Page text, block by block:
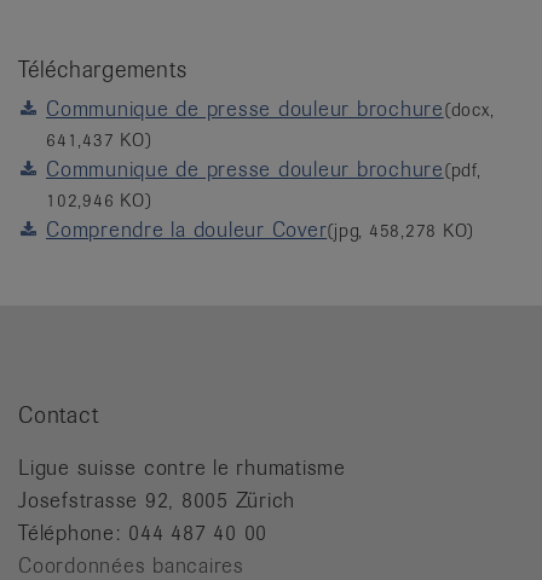
Téléchargements
Communique de presse douleur brochure(docx,
641,437 KO)
Communique de presse douleur brochure(pdf,
102,946 KO)
Comprendre la douleur Cover(jpg, 458,278 KO)
Contact
Ligue suisse contre le rhumatisme
Josefstrasse 92, 8005 Zürich
Téléphone: 044 487 40 00
Coordonnées bancaires